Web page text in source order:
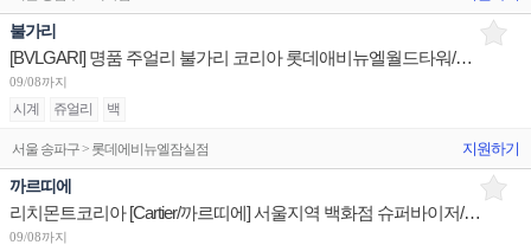
불가리
[BVLGARI] 명품 주얼리 불가리 코리아 롯데애비뉴엘월드타워/현대판교/신세계센텀 부점장 채용
09/08까지
시계 쥬얼리 백
서울 송파구 > 롯데에비뉴엘잠실점 지원하기
까르띠에
리치몬트코리아 [Cartier/까르띠에] 서울지역 백화점 슈퍼바이저/판매사원/어드민 채용
09/08까지